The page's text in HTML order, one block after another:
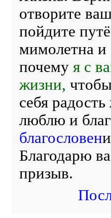
отворите
пойдите
мимолетна и
почему я с
жизни,
себя
люблю и
благословен
Благодарю
призыв.